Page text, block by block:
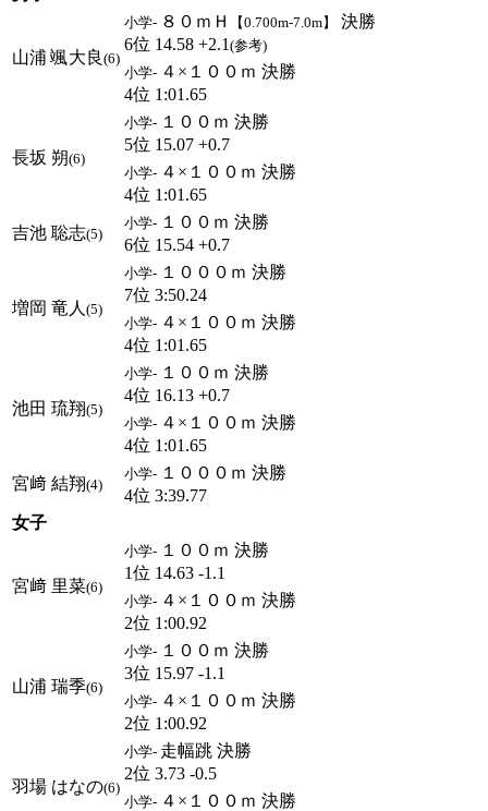
山浦 颯大良 (6)
小学- ８０ｍＨ 【0.700m-7.0m】
決勝
6位 14.58 +2.1 (参考)
小学- ４×１００ｍ 決勝
4位 1:01.65
長坂 朔(6)
小学- １００ｍ 決勝
5位 15.07 +0.7
小学- ４×１００ｍ 決勝
4位 1:01.65
吉池 聡志(5)
小学- １００ｍ 決勝
6位 15.54 +0.7
増岡 竜人 (5)
小学- １０００ｍ 決勝
7位 3:50.24
小学- ４×１００ｍ 決勝
4位 1:01.65
池田 琉翔(5)
小学- １００ｍ 決勝
4位 16.13 +0.7
小学- ４×１００ｍ 決勝
4位 1:01.65
宮﨑 結翔(4)
小学- １０００ｍ 決勝
4位 3:39.77
女子
宮﨑 里菜(6)
小学- １００ｍ 決勝
1位 14.63 -1.1
小学- ４×１００ｍ 決勝
2位 1:00.92
山浦 瑞季(6)
小学- １００ｍ 決勝
3位 15.97 -1.1
小学- ４×１００ｍ 決勝
2位 1:00.92
羽場 はなの(6)
小学- 走幅跳 決勝
2位 3.73 -0.5
小学- ４×１００ｍ 決勝